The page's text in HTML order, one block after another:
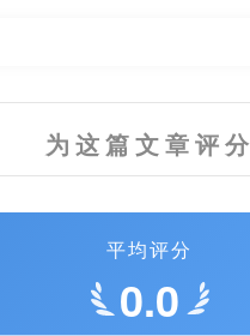
为这篇文章评分
平均评分
0.0